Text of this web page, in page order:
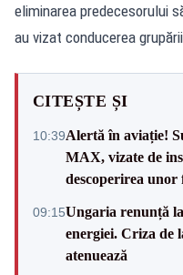
eliminarea predecesorului
au vizat conducerea
CITEȘTE ȘI
10:39Alertă în aviație!
MAX, vizate de
descoperirea
09:15Ungaria renunță
energiei. Criza de
atenuează